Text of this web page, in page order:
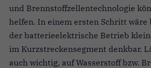
und Brennstoffzellentechnologie
helfen. In einem ersten Schritt wäre
der batterieelektrische Betrieb
im Kurzstreckensegment denkbar.
auch wichtig, auf Wasserstoff bzw.